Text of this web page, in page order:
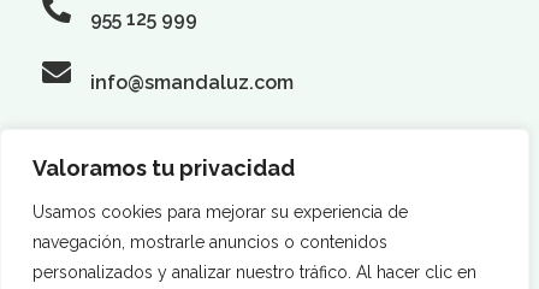
Valoramos tu privacidad
Usamos cookies para mejorar su experiencia de
navegación, mostrarle anuncios o contenidos
personalizados y analizar nuestro tráfico. Al hacer clic en
955 125 999
info@smandaluz.com
Síguenos